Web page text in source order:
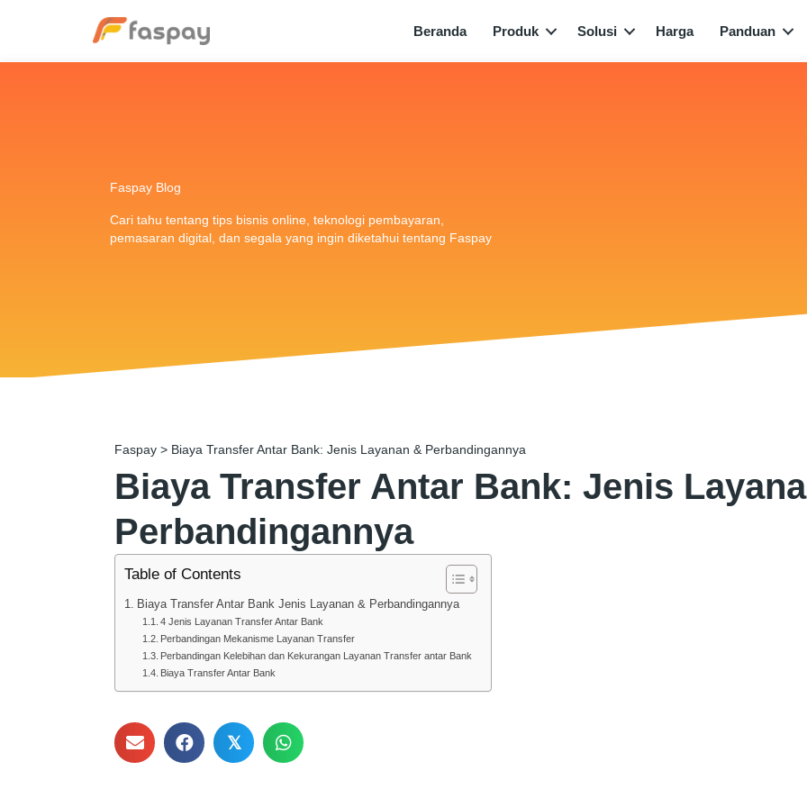
Beranda Produk Solusi Harga Panduan
Faspay Blog
Cari tahu tentang tips bisnis online, teknologi pembayaran,
pemasaran digital, dan segala yang ingin diketahui tentang Faspay
Faspay > Biaya Transfer Antar Bank: Jenis Layanan & Perbandingannya
Biaya Transfer Antar Bank: Jenis
Perbandingannya
Table of Contents
Biaya Transfer Antar Bank Jenis Layanan & Perbandingannya
4 Jenis Layanan Transfer Antar Bank
Perbandingan Mekanisme Layanan Transfer
Perbandingan Kelebihan dan Kekurangan Layanan Transfer antar Bank
Biaya Transfer Antar Bank
𝕏